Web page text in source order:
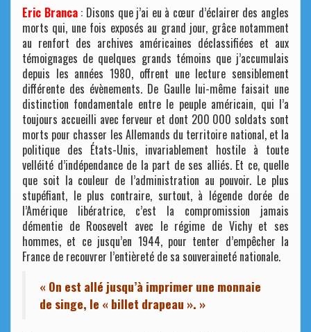
Eric Branca: Disons que j’ai eu à cœur d’éclairer des angles
morts qui, une fois exposés au grand jour, grâce notamment
au renfort des archives américaines déclassifiées et aux
témoignages de quelques grands témoins que j’accumulais
depuis les années 1980, offrent une lecture sensiblement
différente des évènements. De Gaulle lui-même faisait une
distinction fondamentale entre le peuple américain, qui l’a
toujours accueilli avec ferveur et dont 200 000 soldats sont
morts pour chasser les Allemands du territoire national, et la
politique des États-Unis, invariablement hostile à toute
velléité d’indépendance de la part de ses alliés. Et ce, quelle
que soit la couleur de l’administration au pouvoir. Le plus
stupéfiant, le plus contraire, surtout, à légende dorée de
l’Amérique libératrice, c’est la compromission jamais
démentie de Roosevelt avec le régime de Vichy et ses
hommes, et ce jusqu’en 1944, pour tenter d’empêcher la
France de recouvrer l’entièreté de sa souveraineté nationale.
« On est allé jusqu’à imprimer une monnaie
de singe, le « billet drapeau ». »